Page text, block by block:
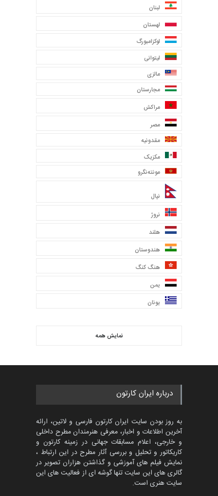
لبنان
لهستان
لوکزامبورگ
لیتوانی
مالزی
مجارستان
مراکش
مصر
مقدونیه
مکزیک
مونته‌نگرو
نپال
نروژ
هلند
هندوستان
هنگ کنگ
یمن
یونان
نمایش همه
درباره ایران کارتون
به روز بودن سایت ایران کارتون فارسی و لاتین، ارائه
آخرین اطلاعات و اخبار، معرفی هنرمندان مطرح داخلی
و خارجی، اعلام مسابقات جهانی در زمینه کارتون و
کاریکاتور و تحلیل و بررسی آثار مطرح در این ارتباط ،
نمایش فیلم های آموزشی و گذاشتن هزاران تصویر در
گالری های این سایت تنها گوشه ای از فعالیت های این
سایت هنری است.